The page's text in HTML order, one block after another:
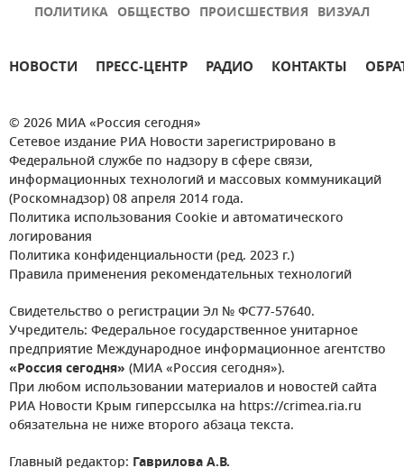
ПОЛИТИКА ОБЩЕСТВО ПРОИСШЕСТВИЯ ВИЗУАЛ
НОВОСТИ ПРЕСС-ЦЕНТР РАДИО КОНТАКТЫ
© 2026 МИА «Россия сегодня»
Сетевое издание РИА Новости зарегистрировано в
Федеральной службе по надзору в сфере связи,
информационных технологий и массовых коммуникаций
(Роскомнадзор) 08 апреля 2014 года.
Политика использования Cookie и автоматического
логирования
Политика конфиденциальности (ред. 2023 г.)
Правила применения рекомендательных технологий
Свидетельство о регистрации Эл № ФС77-57640.
Учредитель: Федеральное государственное унитарное
предприятие Международное информационное агентство
«Россия сегодня» (МИА «Россия сегодня»).
При любом использовании материалов и новостей сайта
РИА Новости Крым гиперссылка на https://crimea.ria.ru
обязательна не ниже второго абзаца текста.
Главный редактор: Гаврилова А.В.